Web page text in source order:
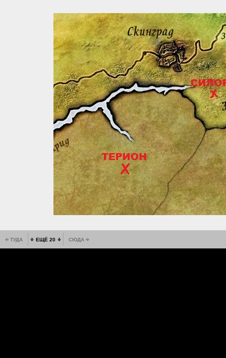
ТУДА ЕЩЁ 20 СЮДА